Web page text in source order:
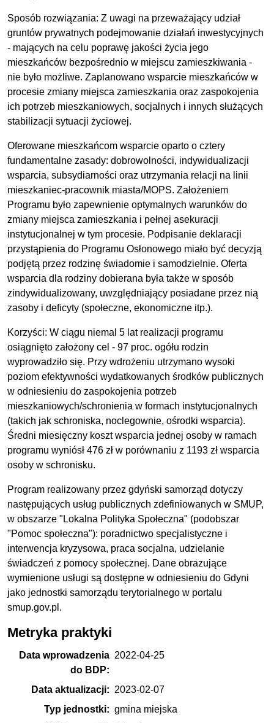
Sposób rozwiązania: Z uwagi na przeważający udział
gruntów prywatnych podejmowanie działań inwestycyjnych
- mających na celu poprawę jakości życia jego
mieszkańców bezpośrednio w miejscu zamieszkiwania -
nie było możliwe. Zaplanowano wsparcie mieszkańców w
procesie zmiany miejsca zamieszkania oraz zaspokojenia
ich potrzeb mieszkaniowych, socjalnych i innych służących
stabilizacji sytuacji życiowej.
Oferowane mieszkańcom wsparcie oparto o cztery
fundamentalne zasady: dobrowolności, indywidualizacji
wsparcia, subsydiarności oraz utrzymania relacji na linii
mieszkaniec-pracownik miasta/MOPS. Założeniem
Programu było zapewnienie optymalnych warunków do
zmiany miejsca zamieszkania i pełnej asekuracji
instytucjonalnej w tym procesie. Podpisanie deklaracji
przystąpienia do Programu Osłonowego miało być decyzją
podjętą przez rodzinę świadomie i samodzielnie. Oferta
wsparcia dla rodziny dobierana była także w sposób
zindywidualizowany, uwzględniający posiadane przez nią
zasoby i deficyty (społeczne, ekonomiczne itp.).
Korzyści: W ciągu niemal 5 lat realizacji programu
osiągnięto założony cel - 97 proc. ogółu rodzin
wyprowadziło się. Przy wdrożeniu utrzymano wysoki
poziom efektywności wydatkowanych środków publicznych
w odniesieniu do zaspokojenia potrzeb
mieszkaniowych/schronienia w formach instytucjonalnych
(takich jak schroniska, noclegownie, ośrodki wsparcia).
Średni miesięczny koszt wsparcia jednej osoby w ramach
programu wyniósł 476 zł w porównaniu z 1193 zł wsparcia
osoby w schronisku.
Program realizowany przez gdyński samorząd dotyczy
następujących usług publicznych zdefiniowanych w SMUP,
w obszarze "Lokalna Polityka Społeczna" (podobszar
"Pomoc społeczna"): poradnictwo specjalistyczne i
interwencja kryzysowa, praca socjalna, udzielanie
świadczeń z pomocy społecznej. Dane obrazujące
wymienione usługi są dostępne w odniesieniu do Gdyni
jako jednostki samorządu terytorialnego w portalu
smup.gov.pl.
Metryka praktyki
Data wprowadzenia
do BDP:
2022-04-25
Data aktualizacji: 2023-02-07
Typ jednostki: gmina miejska